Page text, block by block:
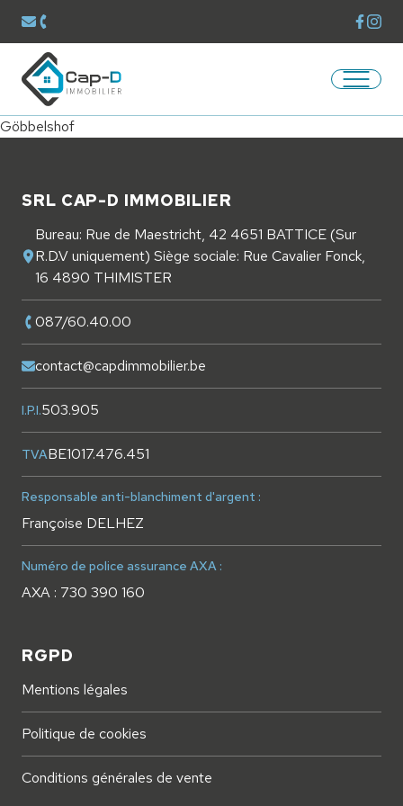
Envoyer un mail à
contact@capdimmobilier.be
Téléphoner au
087/60.40.00 Voir la
Voir
Retourner à la page d'accueil
Ouvrir/
Göbbelshof
SRL CAP-D IMMOBILIER
Bureau: Rue de Maestricht, 42 4651 BATTICE (Sur
R.D.V uniquement) Siège sociale: Rue Cavalier Fonck,
16 4890 THIMISTER
087/60.40.00
contact@capdimmobilier.be
I.P.I.503.905
TVABE1017.476.451
Responsable anti-blanchiment d'argent :
Françoise DELHEZ
Numéro de police assurance AXA :
AXA : 730 390 160
RGPD
Mentions légales
Politique de cookies
Conditions générales de vente